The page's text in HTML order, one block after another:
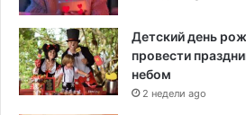
Детский день
провести
небом
2 недели ago